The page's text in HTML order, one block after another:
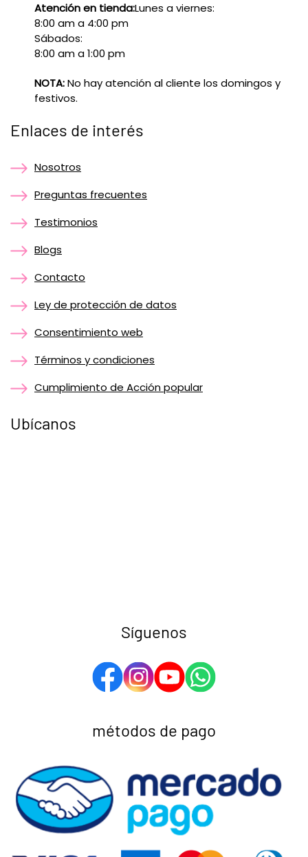
Atención en tienda:Lunes a viernes:
8:00 am a 4:00 pm
Sábados:
8:00 am a 1:00 pm
NOTA:No hay atención al cliente los domingos y
festivos.
Enlaces de interés
Nosotros
Preguntas frecuentes
Testimonios
Blogs
Contacto
Ley de protección de datos
Consentimiento web
Términos y condiciones
Cumplimiento de Acción popular
Ubícanos
Síguenos
métodos de pago